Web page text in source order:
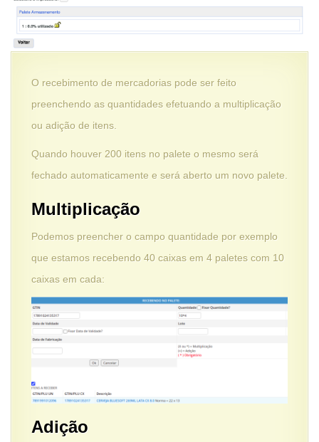
O recebimento de mercadorias pode ser feito
preenchendo as quantidades efetuando a multiplicação
ou adição de itens.
Quando houver 200 itens no palete o mesmo será
fechado automaticamente e será aberto um novo palete.
Multiplicação
Podemos preencher o campo quantidade por exemplo
que estamos recebendo 40 caixas em 4 paletes com 10
caixas em cada:
Adição